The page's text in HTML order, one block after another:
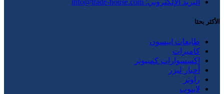
البريد الإلكتروني: info@trade-house.com
الأكثر بحثا
طابعات ايبسون
كاميرات
اكسسوارات كمبيوتر
أحبار ليزر
راوتر
لابتوب